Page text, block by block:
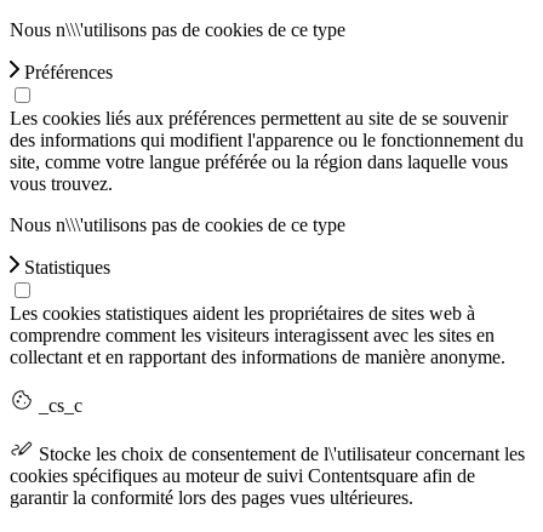
Nous n\\\'utilisons pas de cookies de ce type
Préférences
Les cookies liés aux préférences permettent au site de se souvenir
des informations qui modifient l'apparence ou le fonctionnement du
site, comme votre langue préférée ou la région dans laquelle vous
vous trouvez.
Nous n\\\'utilisons pas de cookies de ce type
Statistiques
Les cookies statistiques aident les propriétaires de sites web à
comprendre comment les visiteurs interagissent avec les sites en
collectant et en rapportant des informations de manière anonyme.
_cs_c
Stocke les choix de consentement de l\'utilisateur concernant les
cookies spécifiques au moteur de suivi Contentsquare afin de
garantir la conformité lors des pages vues ultérieures.